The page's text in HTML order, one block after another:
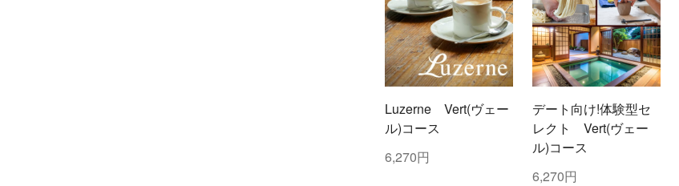
Luzerne Vert(ヴェー
ル)コース
6,270円
デート向け!体験型セ
レクト Vert(ヴェー
ル)コース
6,270円